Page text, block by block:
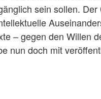
sein sollen.
– gegen den Willen
nun doch mit